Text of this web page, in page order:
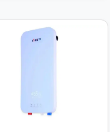
أضف إلى السلة